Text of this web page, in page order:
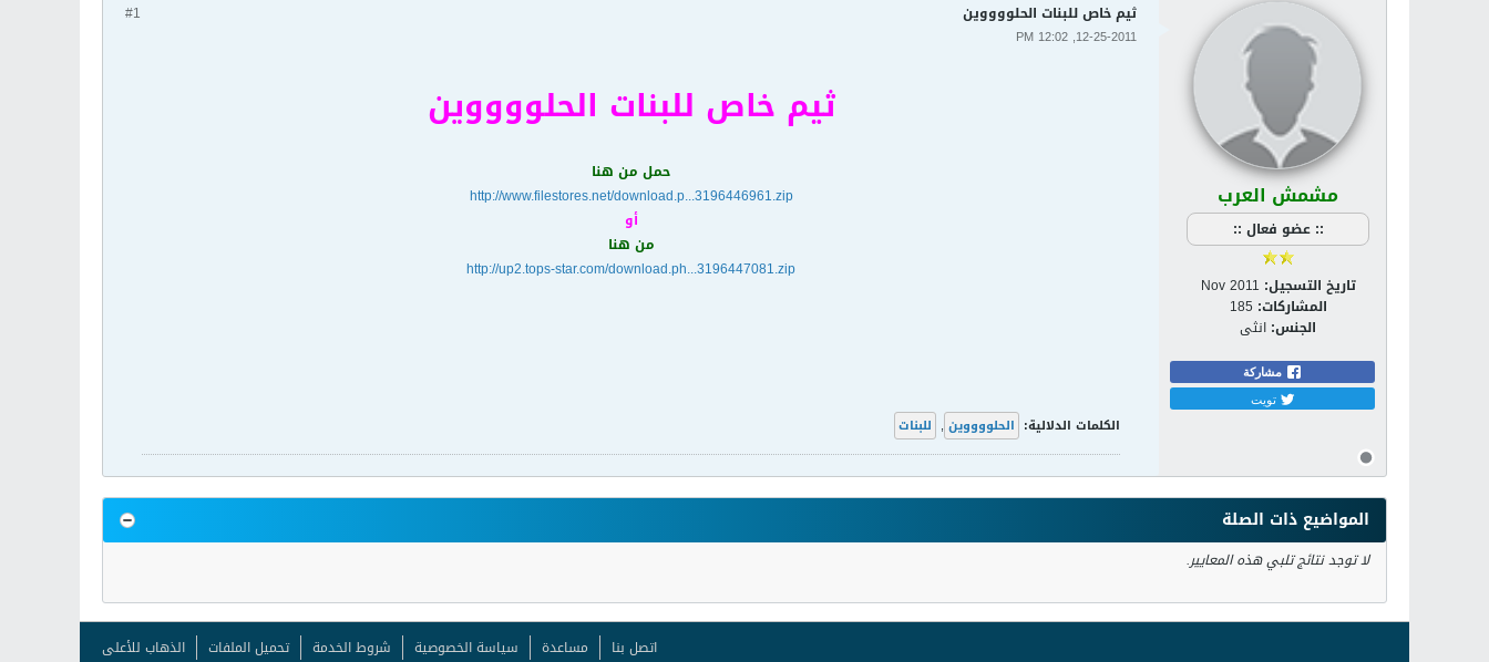
مشمش العرب
:: عضو فعال ::
تاريخ التسجيل: Nov 2011
المشاركات: 185
الجنس: انثى
مشاركة
تويت
#1 ثيم خاص للبنات الحلووووين
12-25-2011, 12:02 PM
ثيم خاص للبنات الحلووووين
حمل من هنا
http://www.filestores.net/download.p...3196446961.zip
أو
من هنا
http://up2.tops-star.com/download.ph...3196447081.zip
الكلمات الدلالية: الحلووووين , للبنات
المواضيع ذات الصلة
لا توجد نتائج تلبي هذه المعايير.
اتصل بنا مساعدة سياسة الخصوصية شروط الخدمة تحميل الملفات الذهاب للأعلى